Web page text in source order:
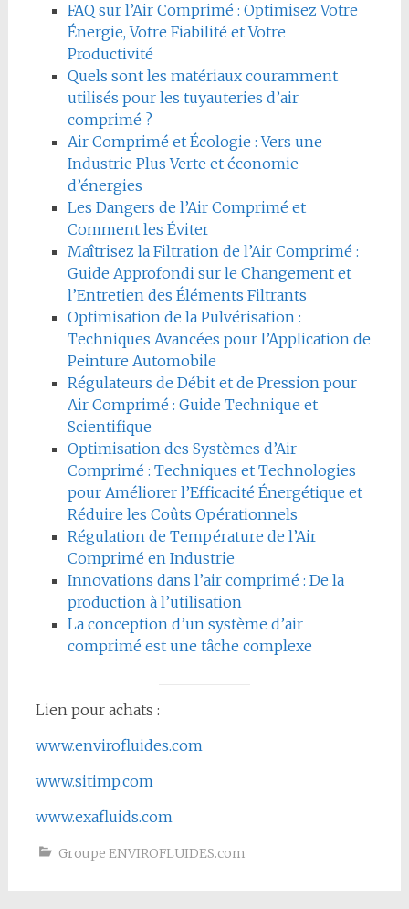
FAQ sur l’Air Comprimé : Optimisez Votre
Énergie, Votre Fiabilité et Votre
Productivité
Quels sont les matériaux couramment
utilisés pour les tuyauteries d’air
comprimé ?
Air Comprimé et Écologie : Vers une
Industrie Plus Verte et économie
d’énergies
Les Dangers de l’Air Comprimé et
Comment les Éviter
Maîtrisez la Filtration de l’Air Comprimé :
Guide Approfondi sur le Changement et
l’Entretien des Éléments Filtrants
Optimisation de la Pulvérisation :
Techniques Avancées pour l’Application de
Peinture Automobile
Régulateurs de Débit et de Pression pour
Air Comprimé : Guide Technique et
Scientifique
Optimisation des Systèmes d’Air
Comprimé : Techniques et Technologies
pour Améliorer l’Efficacité Énergétique et
Réduire les Coûts Opérationnels
Régulation de Température de l’Air
Comprimé en Industrie
Innovations dans l’air comprimé : De la
production à l’utilisation
La conception d’un système d’air
comprimé est une tâche complexe
Lien pour achats :
www.envirofluides.com
www.sitimp.com
www.exafluids.com
Groupe ENVIROFLUIDES.com